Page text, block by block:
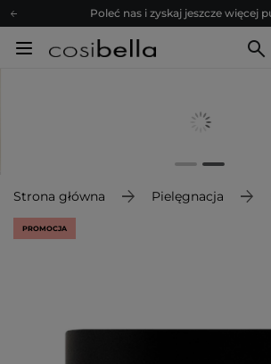
Poleć nas i zyskaj jeszcze więcej
Zapisz się na newsletter pełen
Poleć nas i zyskaj jeszcze więcej
Strona główna Pielęgnacja
PROMOCJA